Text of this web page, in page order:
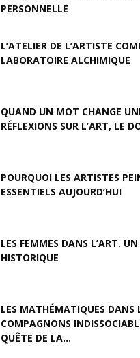
PERSONNELLE
L’ATELIER DE L’ARTISTE
LABORATOIRE ALCHIMIQUE
QUAND UN MOT CHANGE
RÉFLEXIONS SUR L’ART, LE
POURQUOI LES ARTISTES
ESSENTIELS AUJOURD’HUI
LES FEMMES DANS L’ART.
HISTORIQUE
LES MATHÉMATIQUES DANS
COMPAGNONS
QUÊTE DE LA...